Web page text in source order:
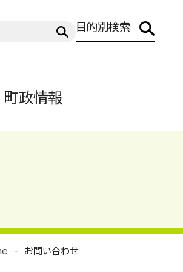
目的別検索
町政情報
- お問い合わせ